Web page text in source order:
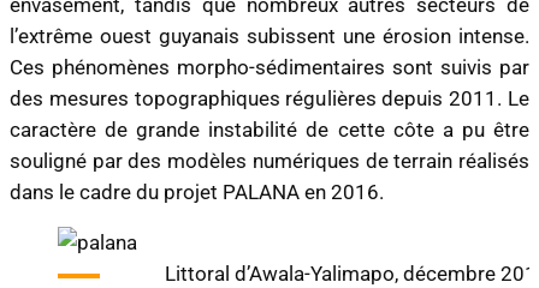
l’extrême ouest guyanais subissent une érosion intense.
Ces phénomènes morpho-sédimentaires sont suivis par
des mesures topographiques régulières depuis 2011. Le
caractère de grande instabilité de cette côte a pu être
souligné par des modèles numériques de terrain réalisés
dans le cadre du projet PALANA en 2016.
Littoral d’Awala-Yalimapo, décembre